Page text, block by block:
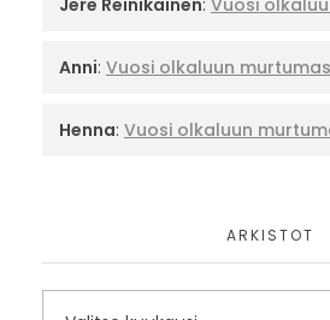
Anni: Vuosi olkaluun
Henna: Vuosi olkaluun
ARKISTOT